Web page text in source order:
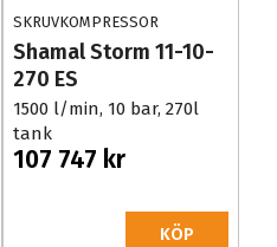
SKRUVKOMPRESSOR
Shamal Storm 11-10-
270 ES
1500 l/min, 10 bar, 270l
tank
107 747 kr
KÖP